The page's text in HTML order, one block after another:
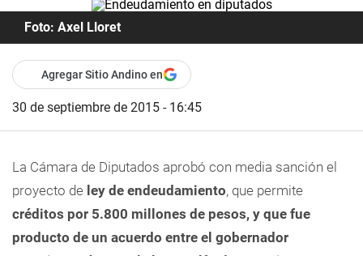
Foto: Axel Lloret
Agregar Sitio Andino en
30 de septiembre de 2015 - 16:45
La Cámara de Diputados aprobó con media sanción el
proyecto de ley de endeudamiento, que permite
créditos por 5.800 millones de pesos, y que fue
producto de un acuerdo entre el gobernador